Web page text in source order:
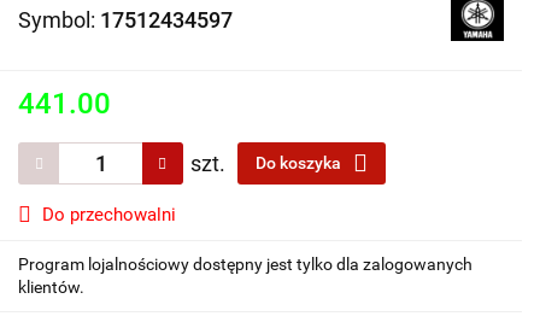
Symbol: 17512434597
441.00
szt. Do koszyka
Do przechowalni
Program lojalnościowy dostępny jest tylko dla zalogowanych
klientów.